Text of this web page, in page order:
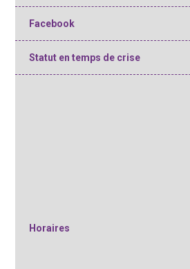
Facebook
Statut en temps de crise
Horaires